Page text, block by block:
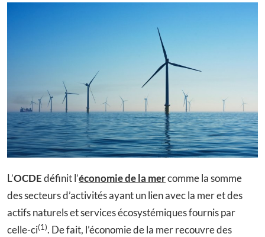
L’OCDEdéfinit l’économie de la mercomme la somme
des secteurs d’activités ayant un lien avec la mer et des
actifs naturels et services écosystémiques fournis par
celle-ci(1). De fait, l’économie de la mer recouvre des